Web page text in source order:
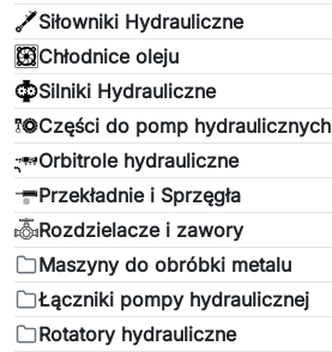
Siłowniki Hydrauliczne
Chłodnice oleju
Silniki Hydrauliczne
Części do pomp hydraulicznych
Orbitrole hydrauliczne
Przekładnie i Sprzęgła
Rozdzielacze i zawory
Maszyny do obróbki metalu
Łączniki pompy hydraulicznej
Rotatory hydrauliczne